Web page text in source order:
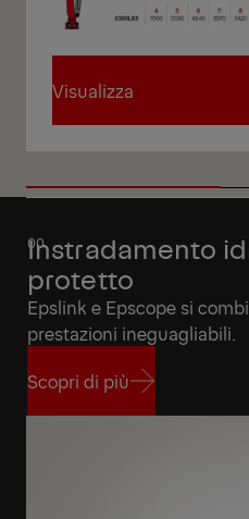
Visualizza
Instradamento
protetto
Epslink e Epscope si
prestazioni ineguagliabili.
Scopri di più